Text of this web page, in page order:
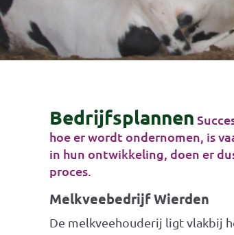
Bedrijfsplannen
hoe er wordt ondernomen, is
in hun ontwikkeling, doen er
proces.
Melkveebedrijf Wierden
De melkveehouderij ligt vlakbij